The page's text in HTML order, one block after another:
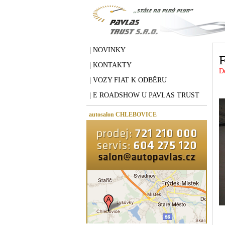
| NOVINKY
| KONTAKTY
| VOZY FIAT K ODBĚRU
| E ROADSHOW U PAVLAS TRUST
autosalon CHLEBOVICE